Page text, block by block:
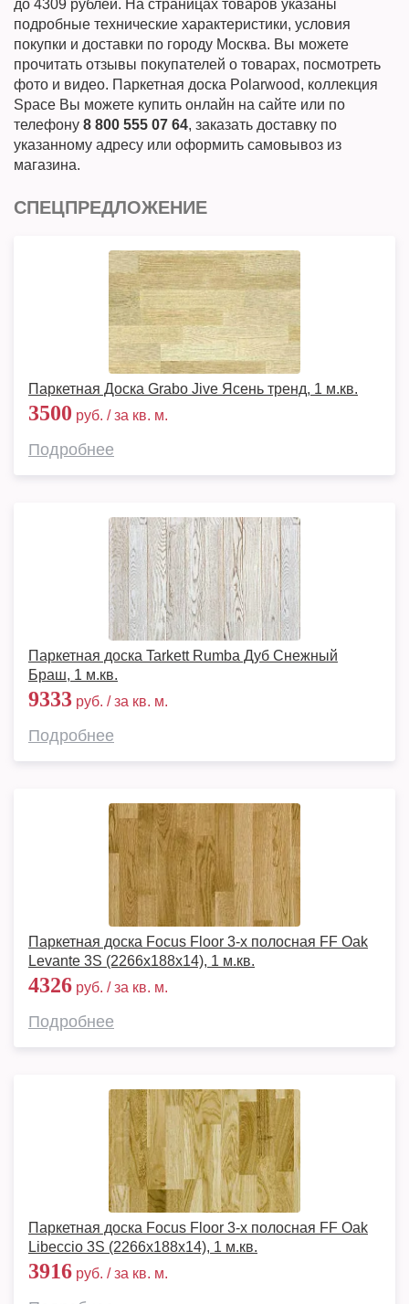
до 4309 рублей. На страницах товаров указаны
подробные технические характеристики, условия
покупки и доставки по городу Москва. Вы можете
прочитать отзывы покупателей о товарах, посмотреть
фото и видео. Паркетная доска Polarwood, коллекция
Space Вы можете купить онлайн на сайте или по
телефону 8 800 555 07 64, заказать доставку по
указанному адресу или оформить самовывоз из
магазина.
СПЕЦПРЕДЛОЖЕНИЕ
Паркетная Доска Grabo Jive Ясень тренд, 1 м.кв.
3500 руб. / за кв. м.
Подробнее
Паркетная доска Tarkett Rumba Дуб Снежный
Браш, 1 м.кв.
9333 руб. / за кв. м.
Подробнее
Паркетная доска Focus Floor 3-х полосная FF Oak
Levante 3S (2266х188х14), 1 м.кв.
4326 руб. / за кв. м.
Подробнее
Паркетная доска Focus Floor 3-х полосная FF Oak
Libeccio 3S (2266х188х14), 1 м.кв.
3916 руб. / за кв. м.